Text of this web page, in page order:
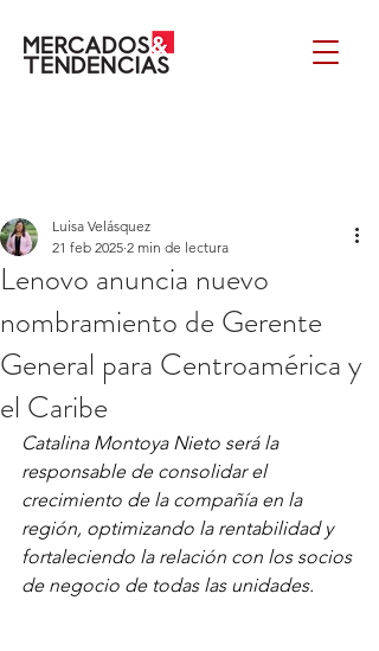
Lenovo anuncia nuevo
nombramiento de Gerente
General para Centroamérica y
el Caribe
Luisa Velásquez
21 feb 2025 2 min de lectura
Catalina Montoya Nieto será la
responsable de consolidar el
crecimiento de la compañía en la
región, optimizando la rentabilidad y
fortaleciendo la relación con los socios
de negocio de todas las unidades.